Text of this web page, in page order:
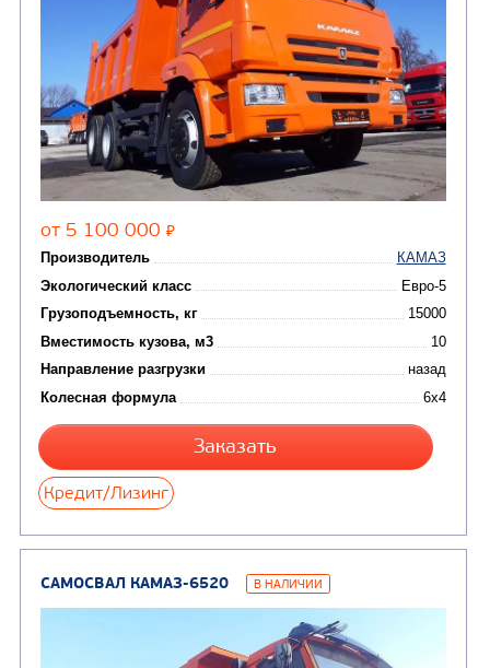
АВТОБУСЫ
Вахтовые автобусы (3)
АВТОЦИСТЕРНЫ
Автотопливозаправщики
Молоковозы, водовозы
Автогудронаторы(8)
установки (КМУ)
КОММУНАЛЬНАЯ
ТЕХНИКА
Комбинированные
машины(18)
Вакуумные машины
Каналопромывочные
Комбинированные
САМОСВАЛ КАМАЗ-65115 В НАЛИЧИИ